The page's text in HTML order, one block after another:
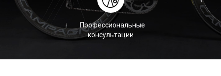
Профессиональные
консультации